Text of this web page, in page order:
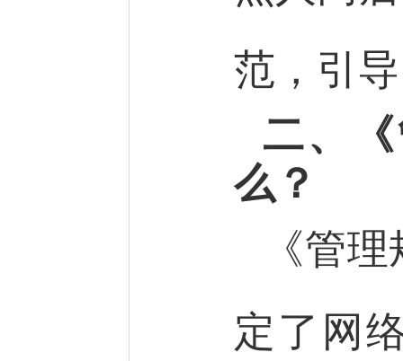
范，引
二、
么？
《管
定了网